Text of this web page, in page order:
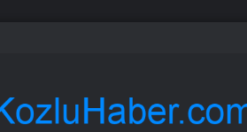
boyunca okyanusta sürüklendi, ‘her şey